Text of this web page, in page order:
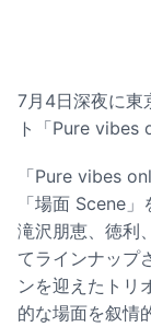
7月4日深夜に東
ト「Pure vibes
「Pure vibes
「場面 Scene
滝沢朋恵、徳利
てラインナップ
ンを迎えたトリ
的な場面を叙情